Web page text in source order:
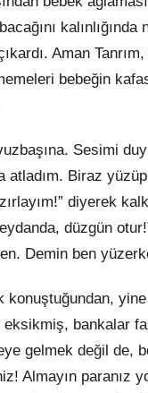
kal
Aman
bebeğin
Sesimi
atladım. Biraz
diyerek
düzgün
Demin ben
konuştuğundan,
eksikmiş, bankalar
gelmek değil de,
Almayın paranız